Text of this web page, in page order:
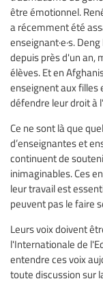
être émotionnel.
a récemment été
enseignant·e·s.
depuis près d'un an,
élèves. Et en
enseignent aux filles
défendre leur droit à
Ce ne sont là que
d’enseignantes et
continuent de
inimaginables. Ces
leur travail est
peuvent pas le faire
Leurs voix doivent
l'Internationale de
entendre ces voix
toute discussion sur